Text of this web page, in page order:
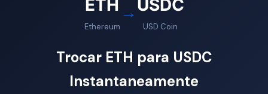
ETH
Ethereum
→USDC
USD Coin
Trocar ETH para USDC
Instantaneamente